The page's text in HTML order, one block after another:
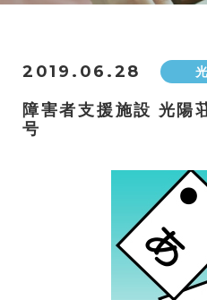
2019.06.28
障害者支援施設 光
号